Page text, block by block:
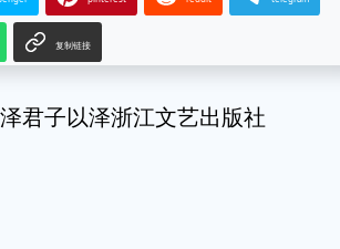
复制链接
君子以泽浙江文艺出版社